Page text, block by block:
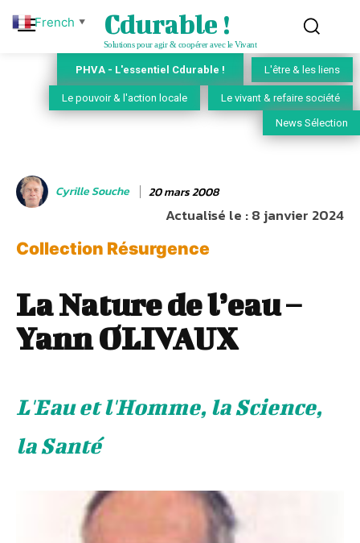
Cdurable !
Solutions pour agir & coopérer avec le Vivant
PHVA - L'essentiel Cdurable ! L'être & les liens
Le pouvoir & l'action locale Le vivant & refaire société
News Sélection
Cyrille Souche 20 mars 2008
Actualisé le :8 janvier 2024
Collection Résurgence
La Nature de l’eau –
Yann OLIVAUX
L'Eau et l'Homme, la Science,
la Santé
French ▼